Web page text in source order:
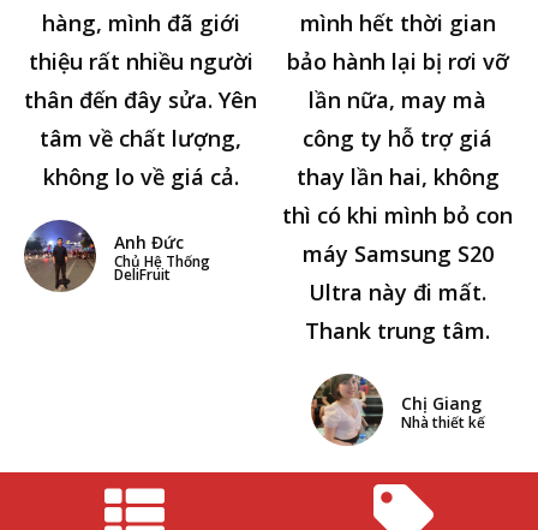
hàng, mình đã giới
thiệu rất nhiều người
thân đến đây sửa. Yên
tâm về chất lượng,
không lo về giá cả.
Anh Đức
Chủ Hệ Thống
DeliFruit
mình hết thời gian
bảo hành lại bị rơi vỡ
lần nữa, may mà
công ty hỗ trợ giá
thay lần hai, không
thì có khi mình bỏ con
máy Samsung S20
Ultra này đi mất.
Thank trung tâm.
Chị Giang
Nhà thiết kế